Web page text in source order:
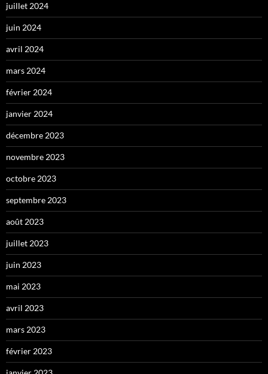
juillet 2024
juin 2024
avril 2024
mars 2024
février 2024
janvier 2024
décembre 2023
novembre 2023
octobre 2023
septembre 2023
août 2023
juillet 2023
juin 2023
mai 2023
avril 2023
mars 2023
février 2023